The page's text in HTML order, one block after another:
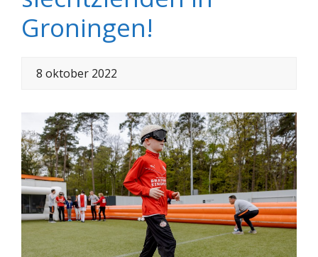
Groningen!
8 oktober 2022